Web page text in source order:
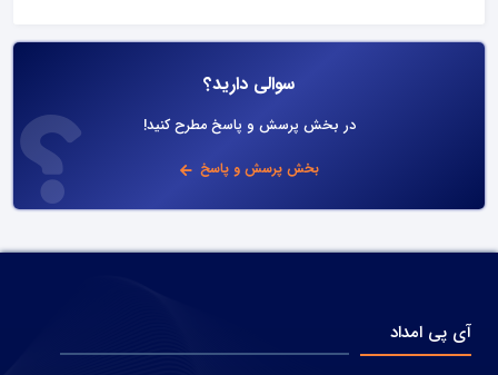
سوالی دارید؟
در بخش پرسش و پاسخ مطرح کنید!
بخش پرسش و پاسخ
آی پی امداد